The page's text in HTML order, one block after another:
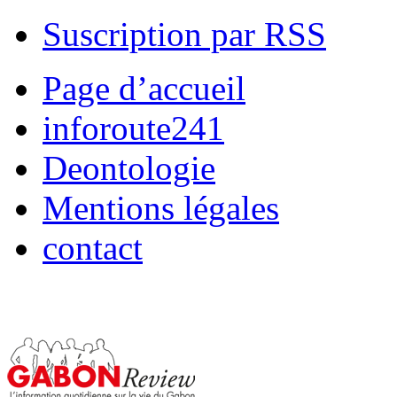
Suscription par RSS
Page d’accueil
inforoute241
Deontologie
Mentions légales
contact